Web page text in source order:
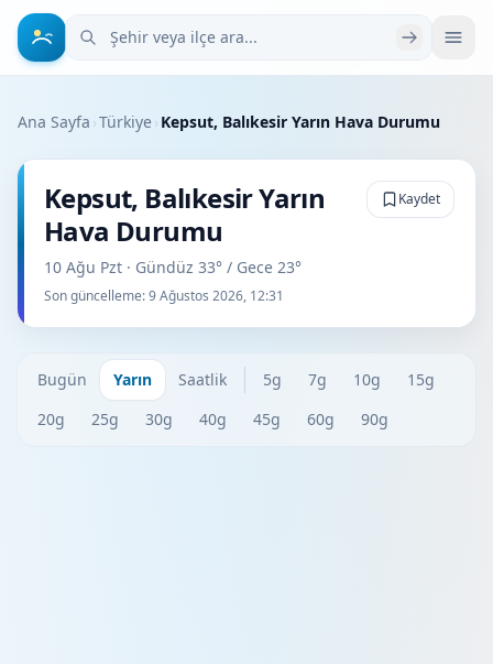
Şehir veya ilçe ara
Ana Sayfa ›Türkiye› Kepsut, Balıkesir Yarın Hava Durumu
Kepsut, Balıkesir Yarın
Hava Durumu
10 Ağu Pzt · Gündüz 33° / Gece 23°
Son güncelleme:9 Ağustos 2026, 12:31
Kaydet
Bugün Yarın Saatlik 5g 7g 10g
15g
20g
25g 30g 40g 45g 60g 90g